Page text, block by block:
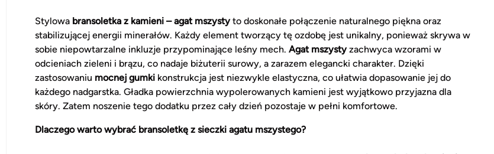
Stylowa bransoletka z kamieni – agat mszystyto doskonałe połączenie naturalnego piękna oraz
stabilizującej energii minerałów. Każdy element tworzący tę ozdobę jest unikalny, ponieważ skrywa w
sobie niepowtarzalne inkluzje przypominające leśny mech. Agat mszystyzachwyca wzorami w
odcieniach zieleni i brązu, co nadaje biżuterii surowy, a zarazem elegancki charakter. Dzięki
zastosowaniu mocnej gumki konstrukcja jest niezwykle elastyczna, co ułatwia dopasowanie jej do
każdego nadgarstka. Gładka powierzchnia wypolerowanych kamieni jest wyjątkowo przyjazna dla
skóry. Zatem noszenie tego dodatku przez cały dzień pozostaje w pełni komfortowe.
Dlaczego warto wybrać bransoletkę z sieczki agatu mszystego?